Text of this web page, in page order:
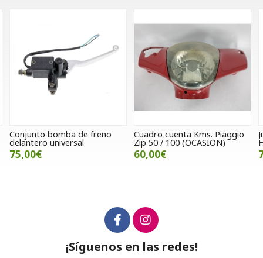
Cuadro cuenta Kms. Piaggio
Zip 50 / 100 (OCASION)
60,00€
Juego de estriberas de trial
Hebo
77,00€
¡Síguenos en las redes!